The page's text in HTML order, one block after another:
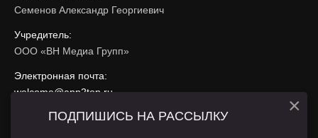
Семенов Александр Георгиевич
Учредитель:
ООО «ВН Медиа Групп»
Электронная почта:
welcome@app2top.ru
При использовании материалов активная ссылка на
ПОДПИШИСЬ НА РАССЫЛКУ ×